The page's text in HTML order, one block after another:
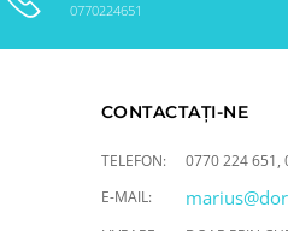
0770224651
CONTACTAȚI-NE
TELEFON: 0770 224 651,
E-MAIL: